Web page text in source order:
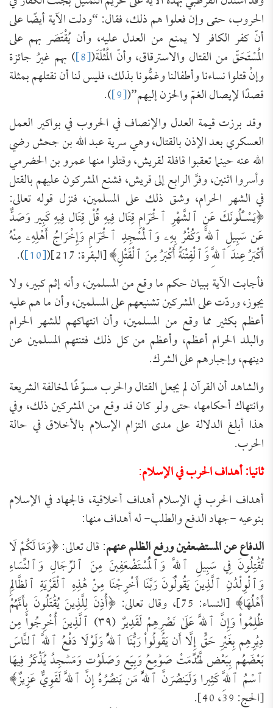
الحروب، حتى وإن فعلوا هم ذلك، فقال: “ودلت الآية أيضًا على
أنّ كفر الكافر لا يمنع من العدل عليه، وأن يُقْتَصَر بهم على
المُسْتَحَقّ من القتال والاسترقاق، وأنّ المُثْلَةَ([8] ) بهم غيرُ جائزة
وإنْ قتلوا نساءنا وأطفالنا وغمُّونا بذلك، فليس لنا أن نقتلهم بمثلة
قصدًا لإيصال الغمّ والحزن إليهم”([9]
).
وقد برزت قيمة العدل والإنصاف في الحروب في بواكير العمل
العسكري بعد الإذن بالقتال، وهي سرية عبد الله بن جحش رضي
الله عنه حينما تعقبوا قافلة لقريش، وقتلوا منها عمرو بن الحضرمي
وأسروا اثنين، وفرَّ الرابع إلى قريش، فشنع المشركون عليهم بالقتل
في الشهر الحرام، وشق ذلك على المسلمين، فنزل قوله تعالى:
﴿يَسْـَٔلُونَكَ عَنِ ٱلشَّهْرِ ٱلْحَرَامِ قِتَال فِيهِ ‌قُلْ ‌قِتَال ‌فِيهِ كَبِير وَصَدٌّ
عَن سَبِيلِ ٱللَّهِ وَكُفْرُ بِهِۦ وَٱلْمَسْجِدِ ٱلْحَرَامِ وَإِخْرَاجُ أَهْلِهِۦ مِنْهُ
أَكْبَرُ عِندَ ٱللَّهِ وَٱلْفِتْنَةُ أَكْبَرُ مِنَ ٱلْقَتْلِ﴾ [البقرة: 217]( [10]
).
فأجابت الآية ببيان حكم ما وقع من المسلمين، وأنه إثم كبير، ولا
يجوز، وردّت على المشركين تشنيعهم على المسلمين، وأن ما هم عليه
أعظم بكثير مما وقع من المسلمين، وأن انتهاكهم للشهر الحرام
والبلد الحرام أعظم، وأعظم من كل ذلك فتنتهم المسلمين عن
دينهم، وإجبارهم على الشرك.
والشاهد أن القرآن لم يجعل القتال والحرب مسوّغًا لمخالفة الشريعة
وانتهاك أحكامها، حتى ولو كان قد وقع من المشركين ذلك، وفي
هذا أبلغ الدلالة على مدى التزام الإسلام بالأخلاق في حالة
الحرب.
ثانيا: أهداف الحرب في الإسلام:
أهداف الحرب في الإسلام أهداف أخلاقية، فالجهاد في الإسلام
بنوعيه -جهاد الدفع والطلب- له أهداف منها:
الدفاع عن المستضعفين ورفع الظلم عنهم: قال تعالى: ﴿وَمَا لَكُمْ لَا
تُقَٰتِلُونَ فِي سَبِيلِ ٱللَّهِ ‌وَٱلْمُسْتَضْعَفِينَ مِنَ ٱلرِّجَالِ وَٱلنِّسَاءِ
وَٱلْوِلْدَٰنِ ٱلَّذِينَ يَقُولُونَ رَبَّنَا أَخْرِجْنَا مِنْ هَٰذِهِ ٱلْقَرْيَةِ ٱلظَّالِمِ
أَهْلُهَا﴾ [النساء: 75]، وقال تعالى: ﴿‌أُذِنَ ‌لِلَّذِينَ ‌يُقَٰتَلُونَ بِأَنَّهُمْ
ظُلِمُواْ وَإِنَّ ٱللَّهَ عَلَىٰ نَصْرِهِمْ لَقَدِيرٌ (٣٩) ٱلَّذِينَ أُخْرِجُواْ مِن
دِيَٰرِهِم بِغَيْرِ حَقٍّ إِلَّا أَن يَقُولُواْ رَبُّنَا ٱللَّهُ وَلَوْلَا دَفْعُ ٱللَّهِ ٱلنَّاسَ
بَعْضَهُم بِبَعْض لَّهُدِّمَتْ صَوَٰمِعُ وَبِيَع وَصَلَوَٰت وَمَسَٰجِدُ يُذْكَرُ فِيهَا
ٱسْمُ ٱللَّهِ كَثِيرا وَلَيَنصُرَنَّ ٱللَّهُ مَن يَنصُرُهُ إِنَّ ٱللَّهَ لَقَوِيٌّ عَزِيزٌ﴾
[الحج: 39، 40].